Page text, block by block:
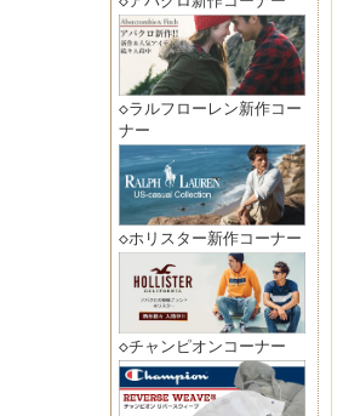
◇ラルフローレン新作コー
ナー
◇ホリスター新作コーナー
◇チャンピオンコーナー